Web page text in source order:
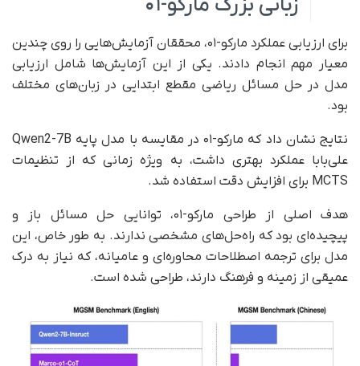
برای ارزیابی عملکرد مارکو-۰۱، محققان آزمایش‌هایی را روی چندین
معیار مهم انجام دادند. یکی از این آزمایش‌ها شامل ارزیابی
مدل در حل مسائل ریاضی مقطع ابتدایی در زبان‌های مختلف
بود.
نتایج نشان داد که مارکو-۰۱ در مقایسه با مدل پایه Qwen2-7B
علی‌بابا عملکرد بهتری داشت، به‌ ویژه زمانی که از تنظیمات
MCTS برای افزایش دقت استفاده شد.
هدف اصلی از طراحی مارکو-۰۱، توانایی حل مسائل باز و
پیچیده‌ای بود که راه‌حل‌های مشخصی ندارند. به‌ طور خاص، این
مدل برای ترجمه اصطلاحات محاوره‌ای و عامیانه، که نیاز به درک
عمیقی از زمینه و فرهنگ دارند، طراحی شده است.